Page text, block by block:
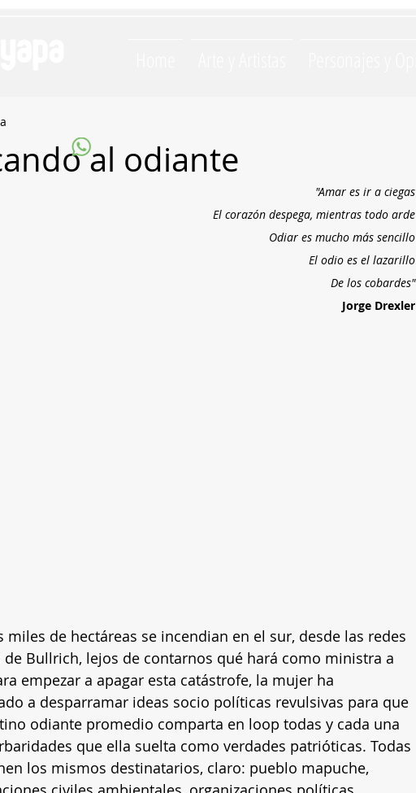
al odiante
"Amar es ir a ciegas
El corazón despega, mientras todo arde
Odiar es mucho más sencillo
El odio es el lazarillo
De los cobardes"
Jorge Drexler
miles de hectáreas se incendian en el sur, desde las redes
de Bullrich, lejos de contarnos qué hará como ministra a
empezar a apagar esta catástrofe, la mujer ha
a desparramar ideas socio políticas revulsivas para que
odiante promedio comparta en loop todas y cada una
que ella suelta como verdades patrióticas. Todas
los mismos destinatarios, claro: pueblo mapuche,